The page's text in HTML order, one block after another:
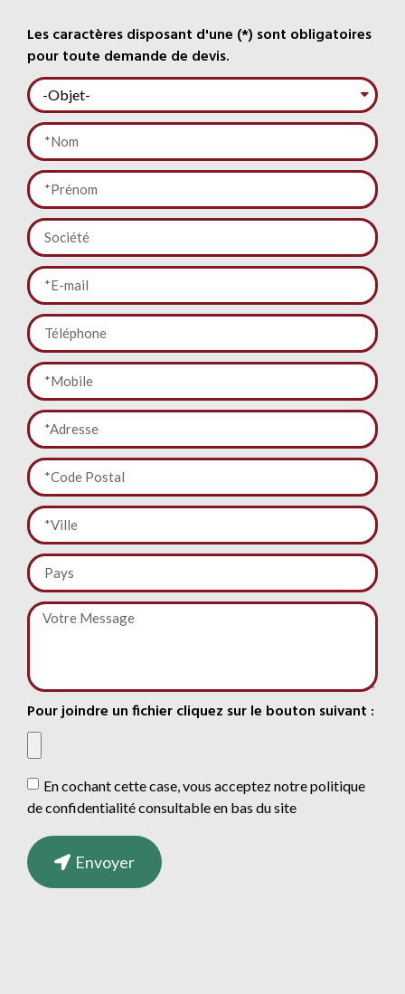
Les caractères disposant d'une (*) sont obligatoires
pour toute demande de devis.
Pour joindre un fichier cliquez sur le bouton suivant :
En cochant cette case, vous acceptez notre politique
de confidentialité consultable en bas du site
Envoyer